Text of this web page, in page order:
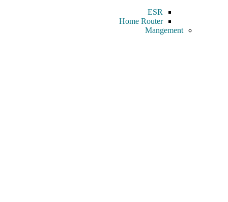
ESR
Home Router
Mangement